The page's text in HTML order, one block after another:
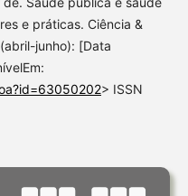
e práticas. Ciência &
junho): [Data
> ISSN